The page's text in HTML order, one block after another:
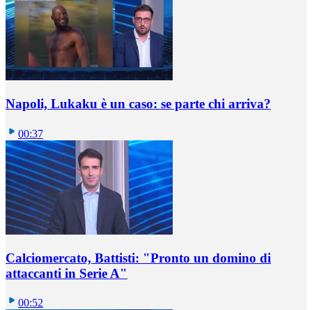
Napoli, Lukaku è un caso: se parte chi arriva?
00:37
Calciomercato, Battisti: "Pronto un domino di
attaccanti in Serie A"
00:52